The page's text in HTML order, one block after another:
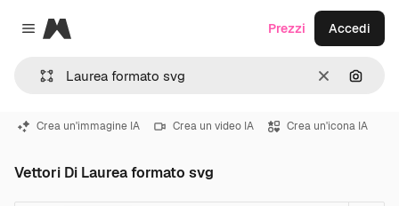
Close menu
Magnific
CancellaCerca
Prezzi Accedi
Crea un'immagine IA Crea un video IA Crea un'icona IA
Vettori Di Laurea formato svg